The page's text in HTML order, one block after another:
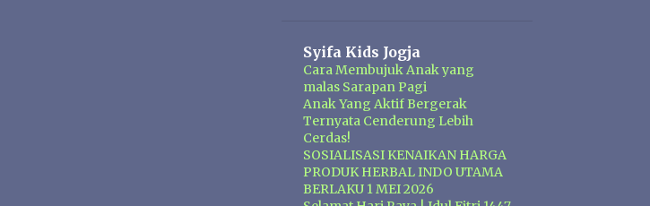
Syifa Kids Jogja
Cara Membujuk Anak yang
malas Sarapan Pagi
Anak Yang Aktif Bergerak
Ternyata Cenderung Lebih
Cerdas!
SOSIALISASI KENAIKAN HARGA
PRODUK HERBAL INDO UTAMA
BERLAKU 1 MEI 2026